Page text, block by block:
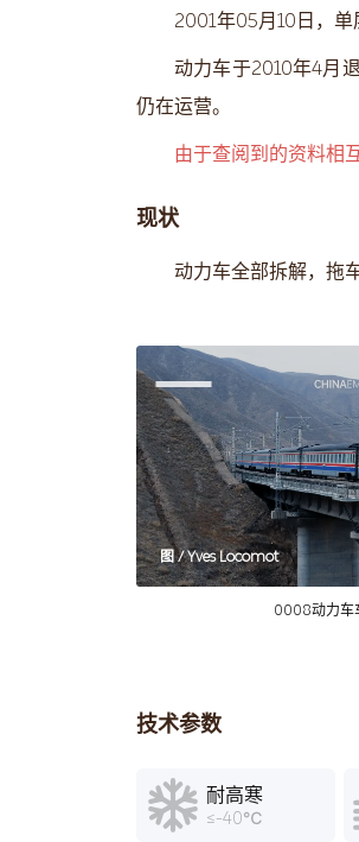
2001年05月10日，
动力车于2010年4月
仍在运营。
由于查阅到的资料相
现状
动力车全部拆解，拖
图 / Yves Locomot
0008动力车
技术参数
耐高寒
≤-40℃